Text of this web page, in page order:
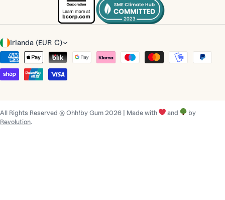
P
a
í
s
r
e
Irlanda (EUR €)
Métodos
de
pago
All Rights Reserved @ Ohh!by Gum 2026 | Made with and
by
Revolution.